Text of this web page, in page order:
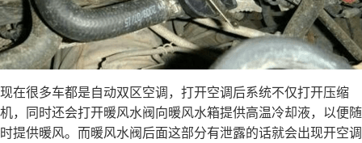
现在很多车都是自动双区空调，打开空调后系统不仅打开压缩
机，同时还会打开暖风水阀向暖风水箱提供高温冷却液，以便随
时提供暖风。而暖风水阀后面这部分有泄露的话就会出现开空调